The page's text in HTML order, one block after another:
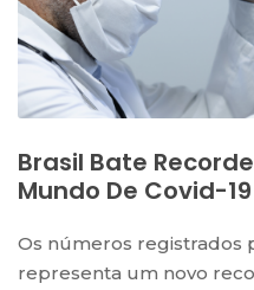
Brasil Bate
Mundo De Covid-
Os números registrados
representa um novo